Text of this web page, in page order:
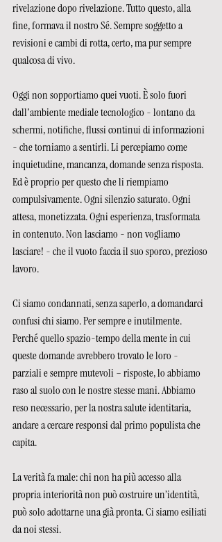
rivelazione dopo rivelazione. Tutto questo, alla
fine, formava il nostro Sé. Sempre soggetto a
revisioni e cambi di rotta, certo, ma pur sempre
qualcosa di vivo.
Oggi non sopportiamo quei vuoti. È solo fuori
dall'ambiente mediale tecnologico - lontano da
schermi, notifiche, flussi continui di informazioni
- che torniamo a sentirli. Li percepiamo come
inquietudine, mancanza, domande senza risposta.
Ed è proprio per questo che li riempiamo
compulsivamente. Ogni silenzio saturato. Ogni
attesa, monetizzata. Ogni esperienza, trasformata
in contenuto. Non lasciamo - non vogliamo
lasciare! - che il vuoto faccia il suo sporco, prezioso
lavoro.
Ci siamo condannati, senza saperlo, a domandarci
confusi chi siamo. Per sempre e inutilmente.
Perché quello spazio-tempo della mente in cui
queste domande avrebbero trovato le loro -
parziali e sempre mutevoli – risposte, lo abbiamo
raso al suolo con le nostre stesse mani. Abbiamo
reso necessario, per la nostra salute identitaria,
andare a cercare responsi dal primo populista che
capita.
La verità fa male: chi non ha più accesso alla
propria interiorità non può costruire un’identità,
può solo adottarne una già pronta. Ci siamo esiliati
da noi stessi.